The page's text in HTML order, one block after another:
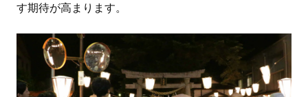
す期待が高まります。